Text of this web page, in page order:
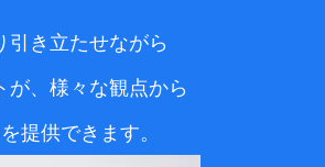
き立たせながら
、様々な観点から
提供できます。​